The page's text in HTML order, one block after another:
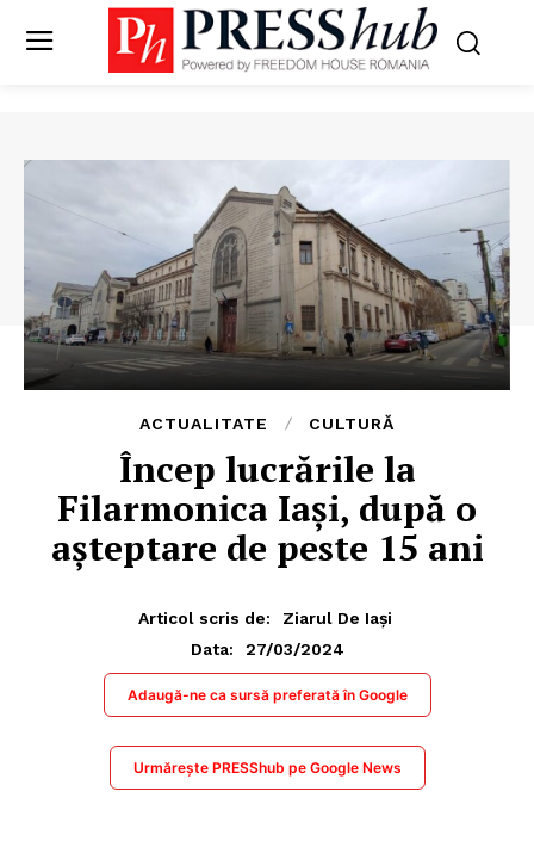
ACTUALITATE CULTURĂ
Încep lucrările la
Filarmonica Iași, după o
aşteptare de peste 15 ani
Articol scris de:
Ziarul De Iași
Data:
27/03/2024
Adaugă-ne ca sursă preferată în Google
Urmărește PRESShub pe Google News